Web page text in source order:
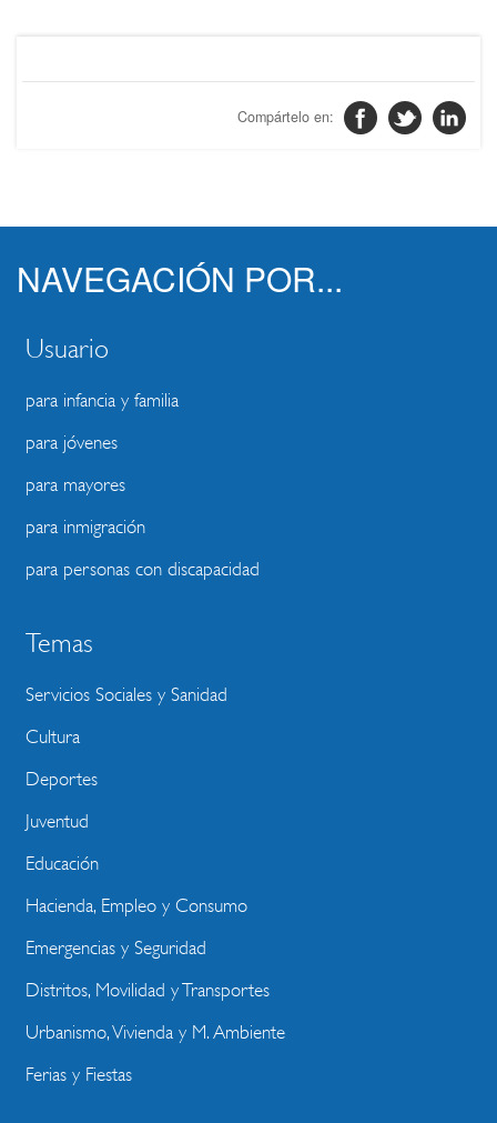
NAVEGACIÓN POR...
Usuario
para infancia y familia
para jóvenes
para mayores
para inmigración
para personas con discapacidad
Temas
Servicios Sociales y Sanidad
Cultura
Deportes
Juventud
Educación
Hacienda, Empleo y Consumo
Emergencias y Seguridad
Distritos, Movilidad y Transportes
Urbanismo, Vivienda y M. Ambiente
Ferias y Fiestas